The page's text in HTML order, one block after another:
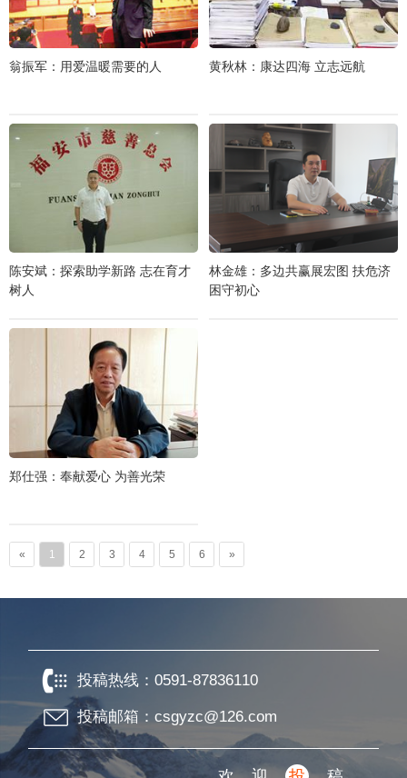
翁振军：用爱温暖需要的人 黄秋林：康达四海 立志远航
陈安斌：探索助学新路 志在育才
树人
林金雄：多边共赢展宏图 扶危济
困守初心
郑仕强：奉献爱心 为善光荣
« 1 2 3 4 5 6 »
投稿热线： 0591-87836110
投稿邮箱：csgyzc@126.com